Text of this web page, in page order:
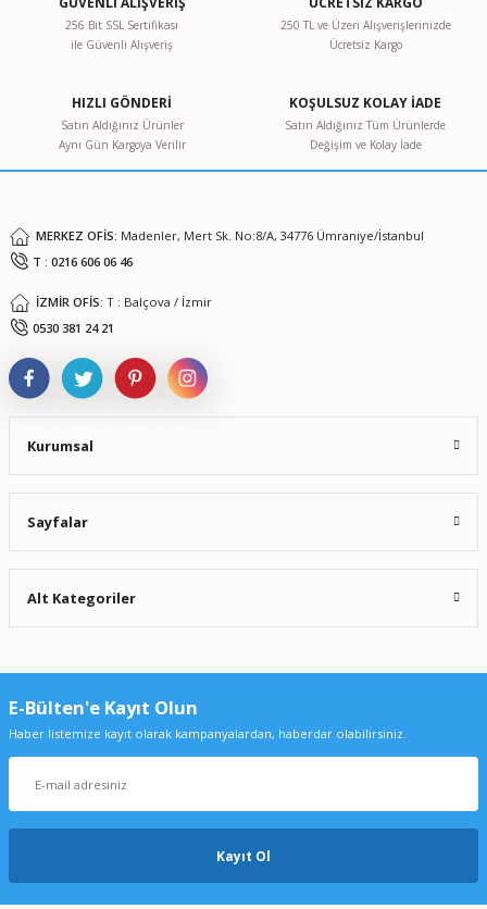
Ürün resmi kalitesiz, bozuk veya görüntülenemiyor.
Ürün bilgilerinde hatalar bulunuyor.
Ürün fiyatı diğer sitelerden daha pahalı.
256 Bit SSL Sertifikası
ile Güvenli Alışveriş
250 TL ve Üzeri Alışverişlerinizde
Ücretsiz Kargo
HIZLI GÖNDERİ
Satın Aldığınız Ürünler
Aynı Gün Kargoya Verilir
KOŞULSUZ KOLAY İADE
Satın Aldığınız Tüm Ürünlerde
Değişim ve Kolay İade
MERKEZ OFİS: Madenler, Mert Sk. No:8/A, 34776 Ümraniye/İstanbul
T : 0216 606 06 46
İZMİR OFİS: T : Balçova / İzmir
0530 381 24 21
Kurumsal
Sayfalar
Alt Kategoriler
E-Bülten'e Kayıt Olun
Haber listemize kayıt olarak kampanyalardan, haberdar olabilirsiniz.
Kayıt Ol